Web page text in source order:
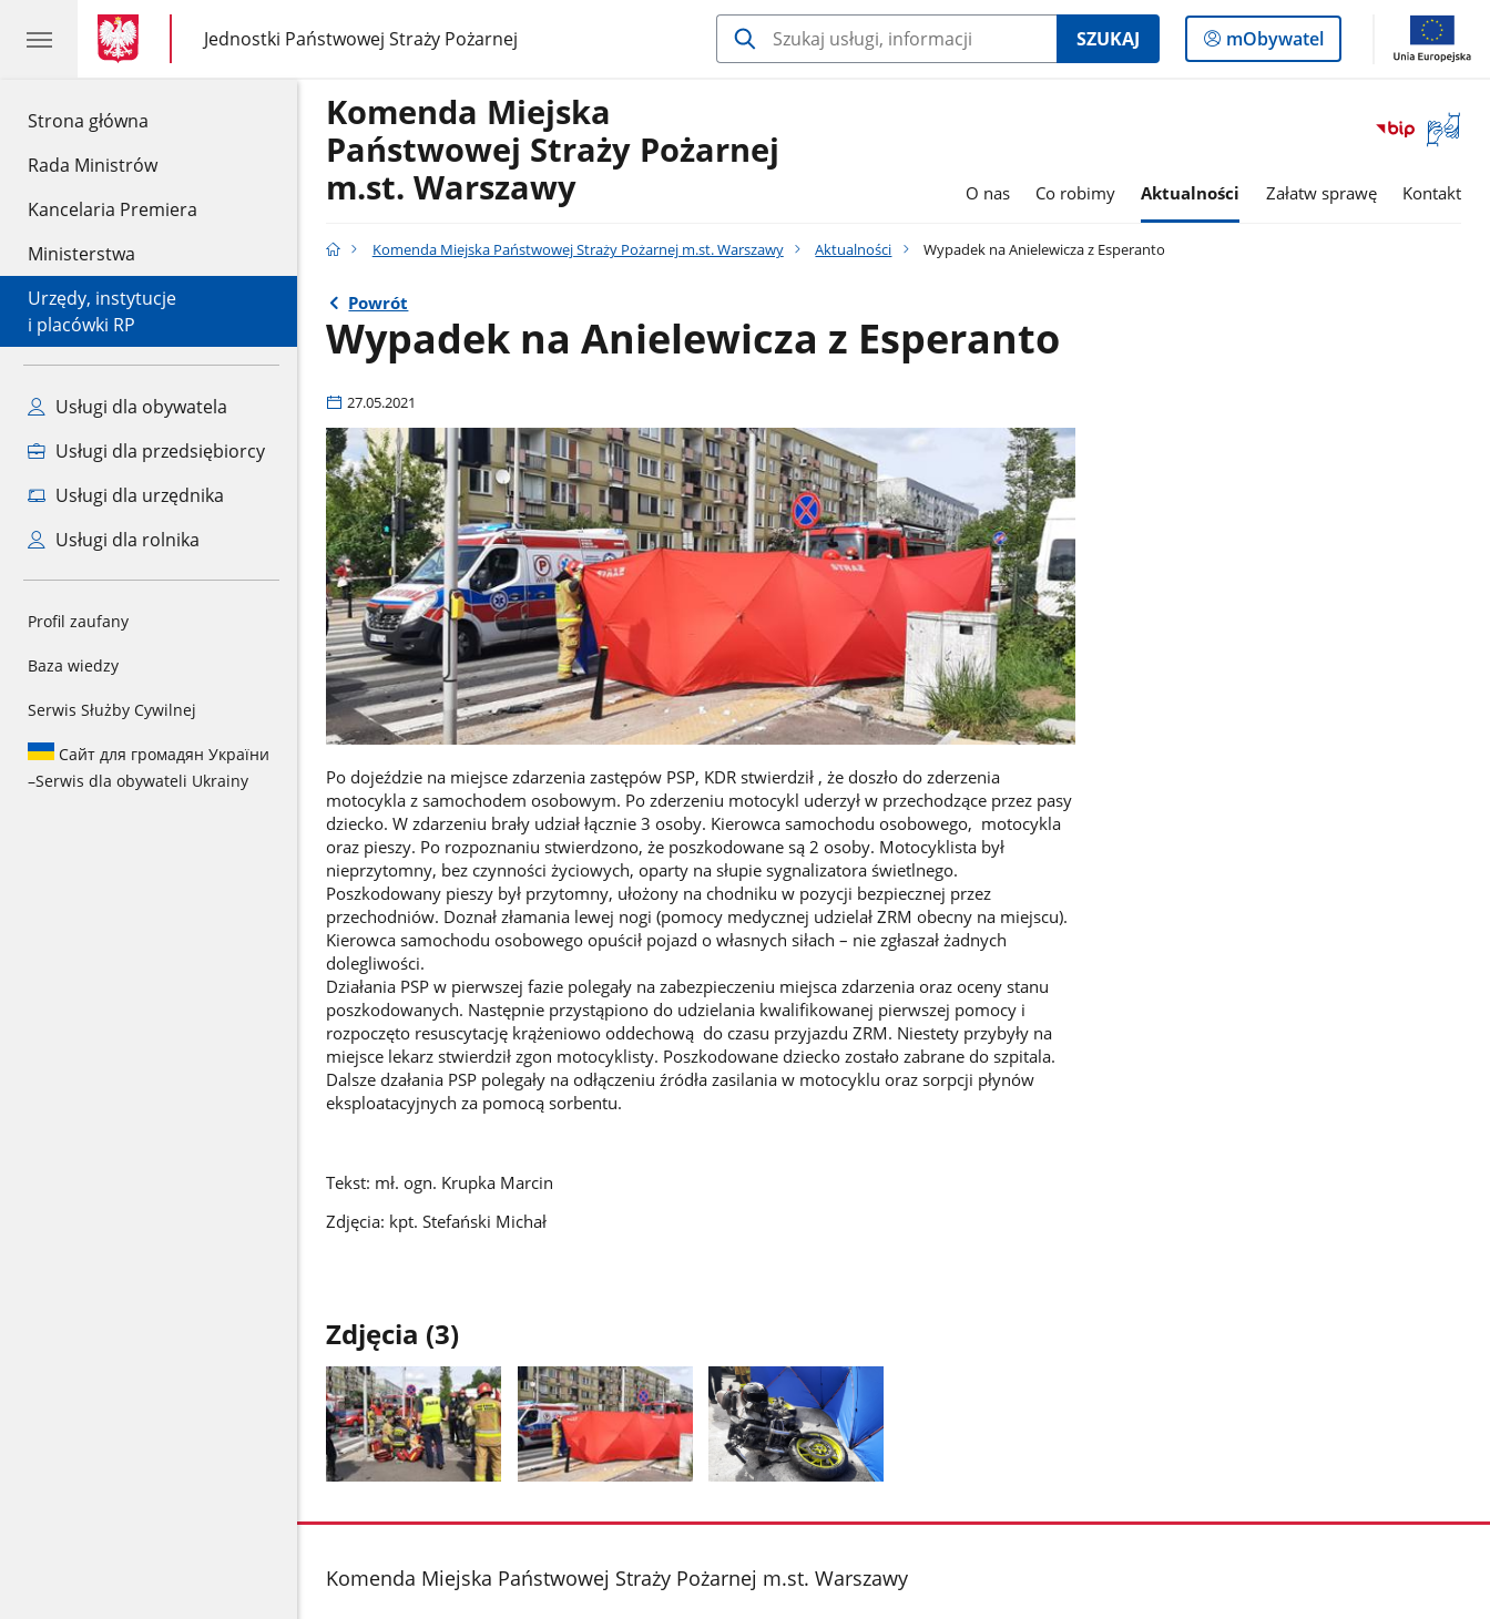
Strona główna
Rada Ministrów
Kancelaria Premiera
Ministerstwa
Urzędy, instytucje
i placówki RP
Usługi dla obywatela
Usługi dla przedsiębiorcy
Usługi dla urzędnika
Usługi dla rolnika
Profil zaufany
Baza wiedzy
Serwis Służby Cywilnej
Сайт для громадян України
–Serwis dla obywateli Ukrainy
gov.pl
gov.pl
Jednostki Państwowej Straży Pożarnej
gov.pl
Jednostki
Państwowej
SZUKAJ
Logowanie
do
mObywatel
Otwórz
okno
Komenda Miejska
Państwowej Straży Pożarnej
m.st. Warszawy
O nas Co robimy Aktualności Załatw sprawę Kontakt
Komenda Miejska Państwowej Straży Pożarnej m.st. Warszawy Aktualności Wypadek na Anielewicza z Esperanto
Powrót
Wypadek na Anielewicza z Esperanto
27.05.2021
Po dojeździe na miejsce zdarzenia zastępów PSP, KDR stwierdził , że doszło do zderzenia
motocykla z samochodem osobowym. Po zderzeniu motocykl uderzył w przechodzące przez pasy
dziecko. W zdarzeniu brały udział łącznie 3 osoby. Kierowca samochodu osobowego, motocykla
oraz pieszy. Po rozpoznaniu stwierdzono, że poszkodowane są 2 osoby. Motocyklista był
nieprzytomny, bez czynności życiowych, oparty na słupie sygnalizatora świetlnego.
Poszkodowany pieszy był przytomny, ułożony na chodniku w pozycji bezpiecznej przez
przechodniów. Doznał złamania lewej nogi (pomocy medycznej udzielał ZRM obecny na miejscu).
Kierowca samochodu osobowego opuścił pojazd o własnych siłach – nie zgłaszał żadnych
dolegliwości.
Działania PSP w pierwszej fazie polegały na zabezpieczeniu miejsca zdarzenia oraz oceny stanu
poszkodowanych. Następnie przystąpiono do udzielania kwalifikowanej pierwszej pomocy i
rozpoczęto resuscytację krążeniowo oddechową do czasu przyjazdu ZRM. Niestety przybyły na
miejsce lekarz stwierdził zgon motocyklisty. Poszkodowane dziecko zostało zabrane do szpitala.
Dalsze dzałania PSP polegały na odłączeniu źródła zasilania w motocyklu oraz sorpcji płynów
eksploatacyjnych za pomocą sorbentu.
Tekst: mł. ogn. Krupka Marcin
Zdjęcia: kpt. Stefański Michał
Zdjęcia (3)
galerii.
galerii.
galerii.
stopka
Komenda Miejska Państwowej Straży Pożarnej m.st. Warszawy